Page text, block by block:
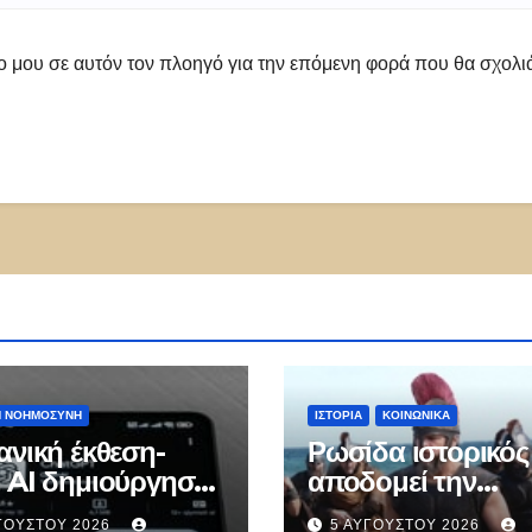
μου σε αυτόν τον πλοηγό για την επόμενη φορά που θα
ΝΟΗΜΟΣΎΝΗ
έκθεση-
δημιούργησε
ταυτότητες
2026
ΙΣΤΟΡΊΑ ΚΟΙΝΩΝΙΚΑ
Ρωσίδα ιστορικός
αποδομεί την
«Οδύσσεια» του
5 ΑΥΓΟΎΣΤΟΥ 2026